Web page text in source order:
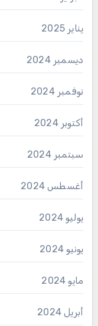
يناير 2025
ديسمبر 2024
نوفمبر 2024
أكتوبر 2024
سبتمبر 2024
أغسطس 2024
يوليو 2024
يونيو 2024
مايو 2024
أبريل 2024